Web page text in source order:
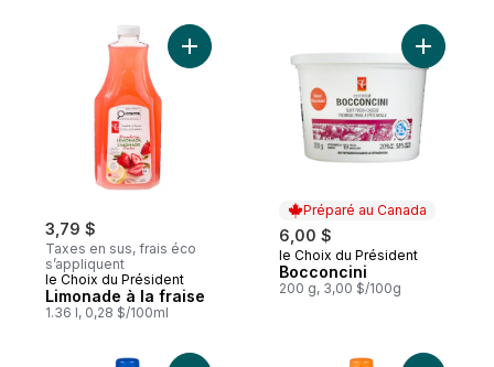
3,79 $
Taxes en sus, frais éco
s’appliquent
le Choix du Président
Limonade à la fraise
1.36 l, 0,28 $/100ml
Ajouter Limonade à la fraise au panier
Préparé au Canada
6,00 $
Préparé au Canada
le Choix du Président
Bocconcini
200 g, 3,00 $/100g
Ajouter